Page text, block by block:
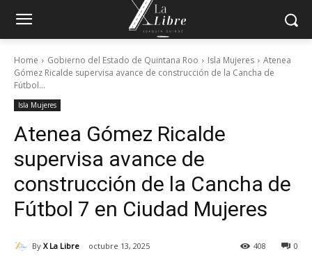
Home Gobierno del Estado de Quintana Roo Isla Mujeres
Atenea
Gómez Ricalde supervisa avance de construcción de la Cancha de
Fútbol...
Isla Mujeres
Atenea Gómez Ricalde
supervisa avance de
construcción de la Cancha de
Fútbol 7 en Ciudad Mujeres
By X La Libre octubre 13, 2025 0
408